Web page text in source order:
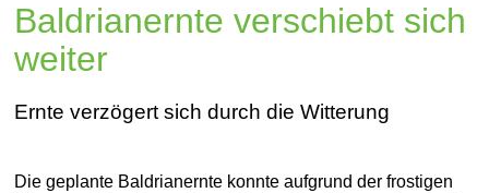
Baldrianernte verschiebt sich
weiter
Ernte verzögert sich durch die Witterung
Die geplante Baldrianernte konnte aufgrund der frostigen